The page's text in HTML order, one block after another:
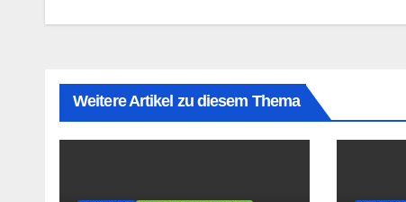
Weitere Artikel zu diesem Thema